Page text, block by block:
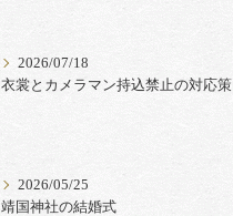
2026/07/18
衣裳とカメラマン持込禁止の対応策
2026/05/25
靖国神社の結婚式